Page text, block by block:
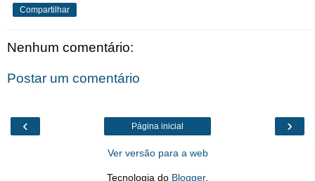
Compartilhar
Nenhum comentário:
Postar um comentário
‹ ›
Página inicial
Ver versão para a web
Tecnologia do Blogger.